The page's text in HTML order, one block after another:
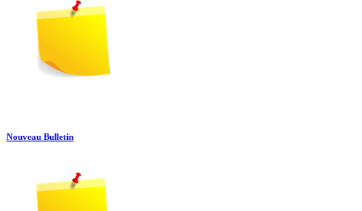
Nouveau Bulletin